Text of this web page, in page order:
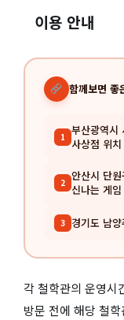
이용 안내
함께보면 좋
1 부산광역시
사상점 위
2 안산시 단
신나는 게
3 경기도 남
각 철학관의 운영시
방문 전에 해당 철